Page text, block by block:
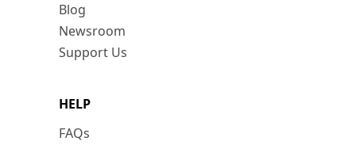
Blog
Newsroom
Support Us
HELP
FAQs